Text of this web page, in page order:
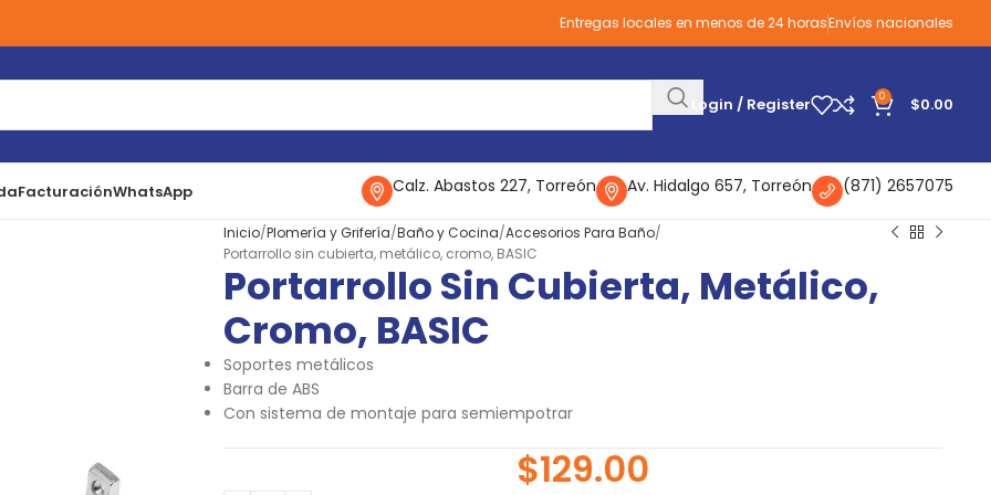
Entregas locales en menos de 24 horasEnvíos nacionales
Login / Register 0 $0.00
FacturaciónWhatsApp Calz. Abastos 227, Torreón Av. Hidalgo 657, Torreón (871) 2657075
Inicio Plomería y Grifería Baño y Cocina Accesorios Para Baño
Portarrollo sin cubierta, metálico, cromo, BASIC
Portarrollo Sin Cubierta, Metálico,
Cromo, BASIC
Soportes metálicos
Barra de ABS
Con sistema de montaje para semiempotrar
$129.00